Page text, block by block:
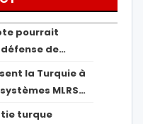
pourrait
de…
la Turquie à
MLRS…
turque